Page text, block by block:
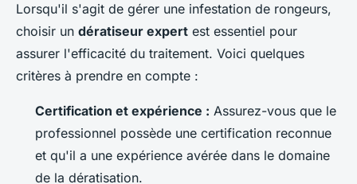
Lorsqu'il s'agit de gérer une infestation de rongeurs,
choisir un dératiseur expert est essentiel pour
assurer l'efficacité du traitement. Voici quelques
critères à prendre en compte :
Certification et expérience : Assurez-vous que le
professionnel possède une certification reconnue
et qu'il a une expérience avérée dans le domaine
de la dératisation.